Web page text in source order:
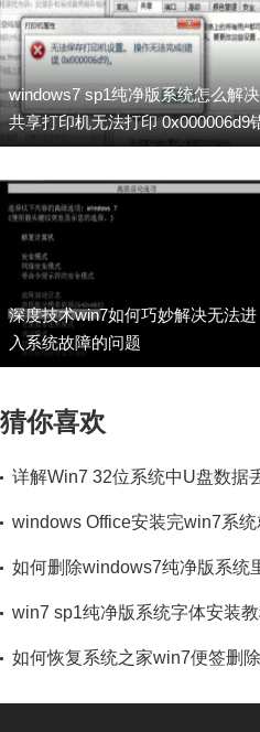
windows7 sp1纯净版系统怎么解决
共享打印机无法打印 0x000006d9
误
深度技术win7如何巧妙解决无法进
入系统故障的问题
猜你喜欢
详解Win7 32位系统中U盘数据
如何恢复系统之家win7便签删